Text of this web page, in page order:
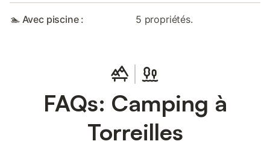
🏊 Avec piscine : 5 propriétés.
FAQs: Camping à
Torreilles